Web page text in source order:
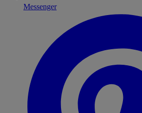
Messenger